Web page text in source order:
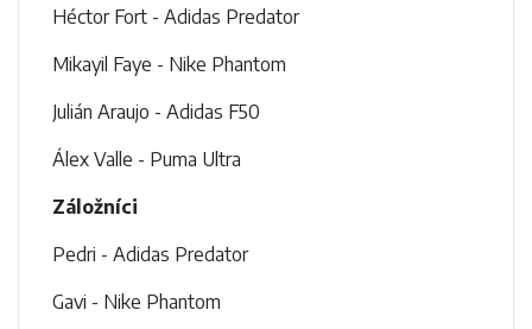
Héctor Fort - Adidas Predator
Mikayil Faye - Nike Phantom
Julián Araujo - Adidas F50
Álex Valle - Puma Ultra
Záložníci
Pedri - Adidas Predator
Gavi - Nike Phantom